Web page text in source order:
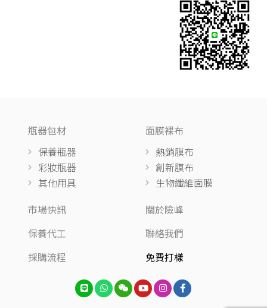
瓶器包材
保養瓶器
彩妝瓶器
其他用具
面膜裸布
熱銷膜布
創新膜布
生物纖維面膜
市場快訊
保養代工
採購流程
關於險峰
聯絡我們
免費打樣